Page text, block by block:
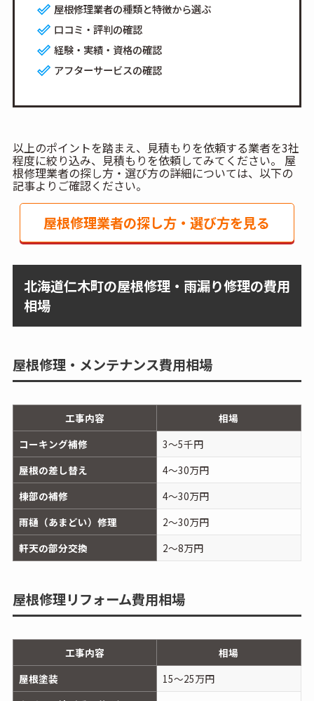
屋根修理業者の種類と特徴から選ぶ
口コミ・評判の確認
経験・実績・資格の確認
アフターサービスの確認
以上のポイントを踏まえ、見積もりを依頼する業者を3社
程度に絞り込み、見積もりを依頼してみてください。 屋
根修理業者の探し方・選び方の詳細については、以下の
記事よりご確認ください。
屋根修理業者の探し方・選び方を見る
北海道仁木町の屋根修理・雨漏り修理の費用
相場
屋根修理・メンテナンス費用相場
工事内容
相場
コーキング補修
3～5千円
屋根の差し替え
4～30万円
棟部の補修
4～30万円
雨樋（あまどい）修理
2～30万円
軒天の部分交換
2～8万円
屋根修理リフォーム費用相場
工事内容
相場
屋根塗装
15～25万円